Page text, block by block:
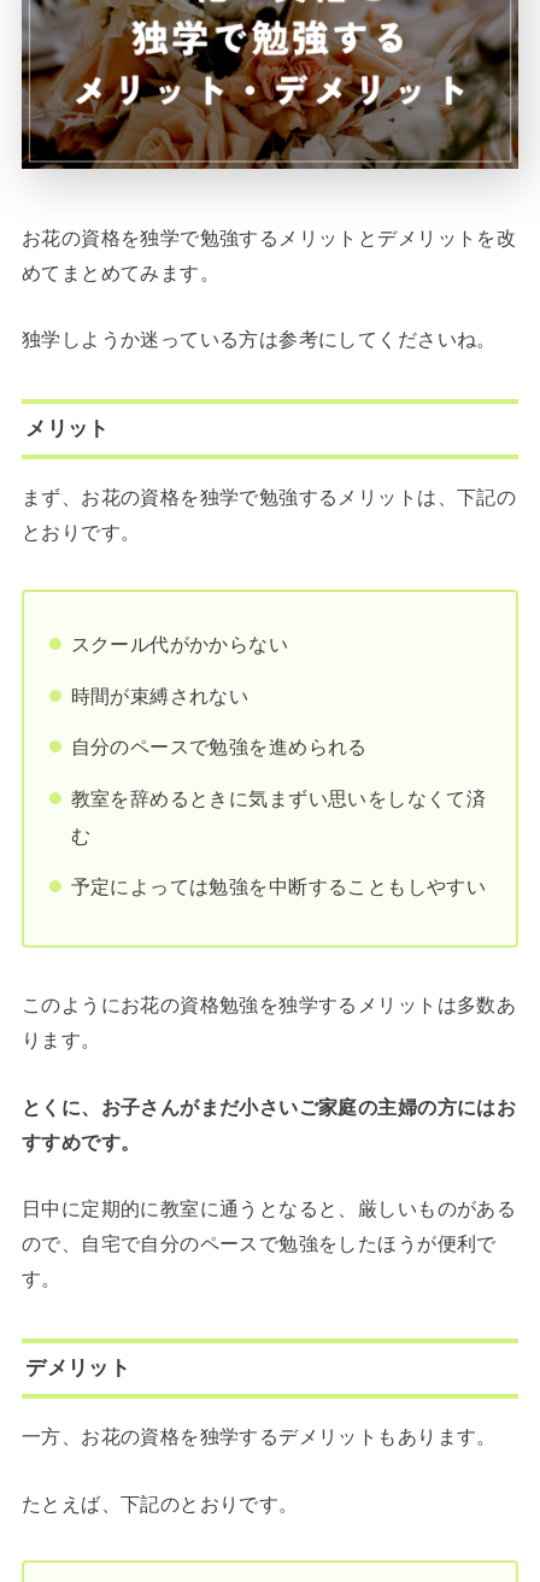
お花の資格を独学で勉強するメリットとデメリットを改
めてまとめてみます。
独学しようか迷っている方は参考にしてくださいね。
メリット
まず、お花の資格を独学で勉強するメリットは、下記の
とおりです。
スクール代がかからない
時間が束縛されない
自分のペースで勉強を進められる
教室を辞めるときに気まずい思いをしなくて済
む
予定によっては勉強を中断することもしやすい
このようにお花の資格勉強を独学するメリットは多数あ
ります。
とくに、お子さんがまだ小さいご家庭の主婦の方にはお
すすめです。
日中に定期的に教室に通うとなると、厳しいものがある
ので、自宅で自分のペースで勉強をしたほうが便利で
す。
デメリット
一方、お花の資格を独学するデメリットもあります。
たとえば、下記のとおりです。